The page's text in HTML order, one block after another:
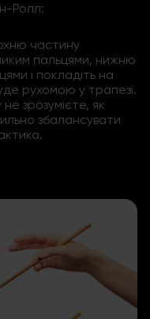
Ролл:
частину
пальцями, нижню
і покладіть на
рухомою у трапезі.
зрозумієте, як
збалансувати